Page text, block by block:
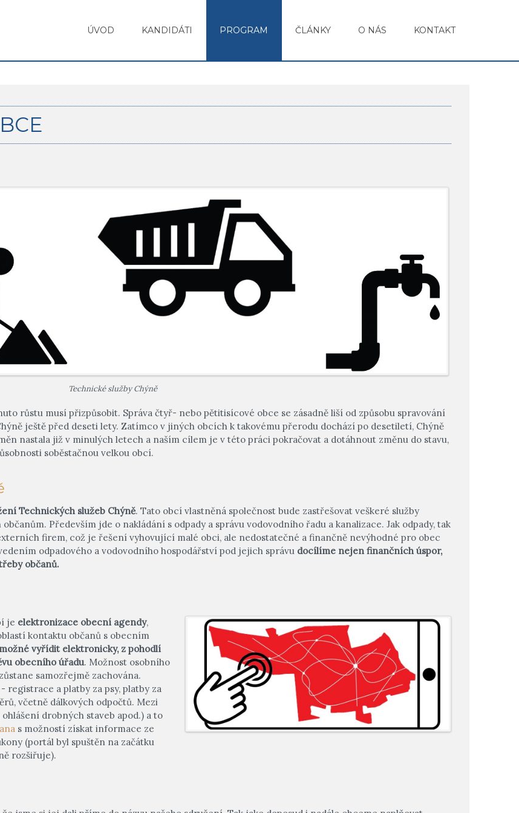
ÚVOD KANDIDÁTI PROGRAM ČLÁNKY O NÁS KONTAKT
Technické služby Chýně
růstu musí přizpůsobit. Správa čtyř- nebo pětitisícové obce se zásadně liší od způsobu spravování
ještě před deseti lety. Zatímco v jiných obcích k takovému přerodu dochází po desetiletí, Chýně
nastala již v minulých letech a naším cílem je v této práci pokračovat a dotáhnout změnu do stavu,
soběstačnou velkou obcí.
Technických služeb Chýně. Tato obcí vlastněná společnost bude zastřešovat veškeré služby
Především jde o nakládání s odpady a správu vodovodního řadu a kanalizace. Jak odpady, tak
firem, což je řešení vyhovující malé obci, ale nedostatečné a finančně nevýhodné pro obec
odpadového a vodovodního hospodářství pod jejich správu docílíme nejen finančních úspor,
občanů.
je elektronizace obecní agendy,
kontaktu občanů s obecním
vyřídit elektronicky, z pohodlí
obecního úřadu. Možnost osobního
samozřejmě zachována.
a platby za psy, platby za
včetně dálkových odpočtů. Mezi
drobných staveb apod.) a to
s možností získat informace ze
(portál byl spuštěn na začátku
rozšiřuje).